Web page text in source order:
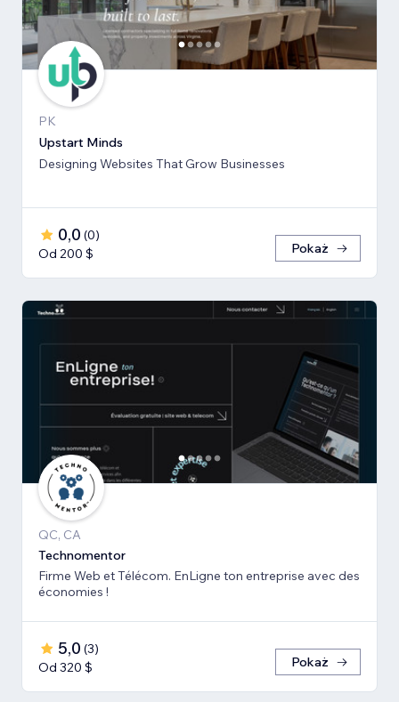
PK
Upstart Minds
Designing Websites That Grow Businesses
0,0 (0)
Od 200 $
Pokaż
QC, CA
Technomentor
Firme Web et Télécom. EnLigne ton entreprise avec des
économies !
5,0 (3)
Od 320 $
Pokaż